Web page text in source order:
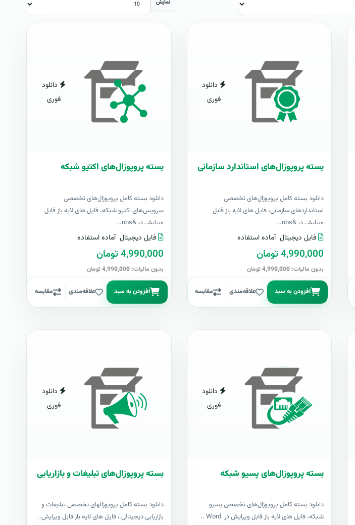
نمایش
دانلود
فوری
بسته پروپوزال‌های استاندارد سازمانی
دانلود بسته کامل پروپوزال‌های تخصصی
استانداردهای سازمانی، فایل های لایه باز قابل
ویرایش در &nbs..
فایل دیجیتال آماده استفاده
4,990,000 تومان
بدون مالیات: 4,990,000 تومان
افزودن به سبد علاقه‌مندی مقایسه
دانلود
فوری
بسته پروپوزال‌های اکتیو شبکه
دانلود بسته کامل پروپوزال‌های تخصصی
سرویس‌های اکتیو شبکه، فایل های لایه باز قابل
ویرایش در &nbs..
فایل دیجیتال آماده استفاده
4,990,000 تومان
بدون مالیات: 4,990,000 تومان
افزودن به سبد علاقه‌مندی مقایسه
دانلود
فوری
بسته پروپوزال‌های پسیو شبکه
دانلود بسته کامل پروپوزال‌های تخصصی پسیو
شبکه، فایل های لایه باز قابل ویرایش در Word ..
دانلود
فوری
بسته پروپوزال‌های تبلیغات و بازاریابی
دانلود بسته کامل پروپوزالهای تخصصی تبلیغات و
بازاریابی دیجیتالی ، فایل های لایه باز قابل ویرایش..